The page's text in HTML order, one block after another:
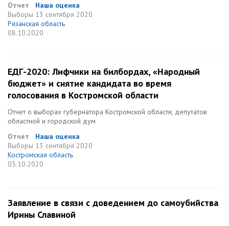
Отчет
Наша оценка
Выборы 13 сентября 2020
Рязанская область
08.10.2020
ЕДГ-2020: Лифчики на билбордах, «Народный
бюджет» и снятие кандидата во время
голосования в Костромской области
Отчет о выборах губернатора Костромской области, депутатов
областной и городской дум
Отчет
Наша оценка
Выборы 13 сентября 2020
Костромская область
05.10.2020
Заявление в связи с доведением до самоубийства
Ирины Славиной